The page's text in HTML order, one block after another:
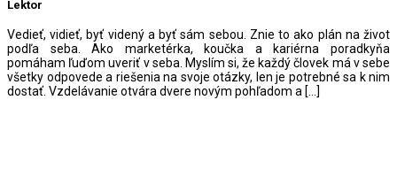
Lektor
Vedieť, vidieť, byť videný a byť sám sebou. Znie to ako plán na život
podľa seba. Ako marketérka, koučka a kariérna poradkyňa
pomáham ľuďom uveriť v seba. Myslím si, že každý človek má v sebe
všetky odpovede a riešenia na svoje otázky, len je potrebné sa k nim
dostať. Vzdelávanie otvára dvere novým pohľadom a […]